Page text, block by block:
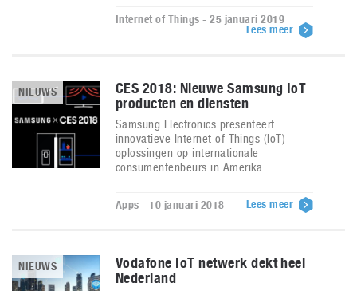
Internet of Things - 25 januari 2019
Lees meer
NIEUWS
CES 2018: Nieuwe Samsung IoT
producten en diensten
Samsung Electronics presenteert
innovatieve Internet of Things (IoT)
oplossingen op internationale
consumentenbeurs in Amerika.
Apps - 10 januari 2018 Lees meer
NIEUWS
Vodafone IoT netwerk dekt heel
Nederland